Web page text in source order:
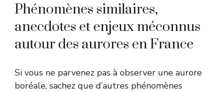
Phénomènes similaires,
anecdotes et enjeux méconnus
autour des aurores en France
Si vous ne parvenez pas à observer une aurore
boréale, sachez que d’autres phénomènes